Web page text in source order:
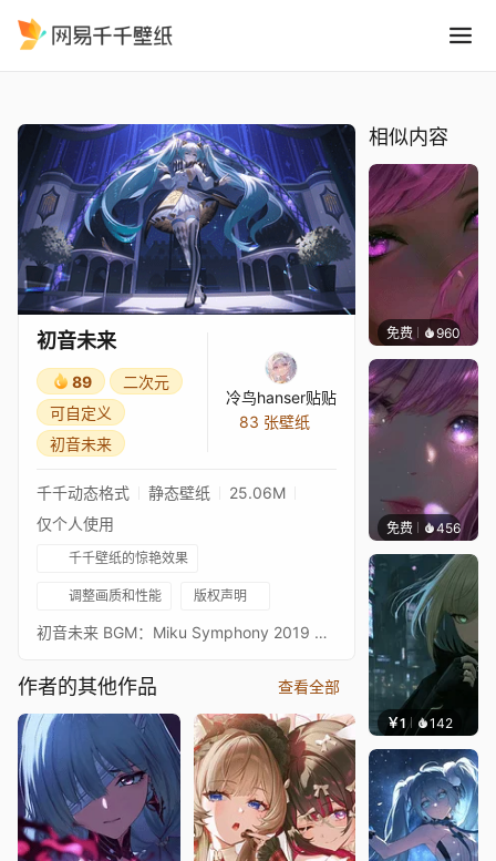
初音未来
89
二次元
可自定义
初音未来
冷鸟hanser贴贴
83 张壁纸
千千动态格式 静态壁纸
25.06M
仅个人使用
千千壁纸的惊艳效果
调整画质和性能 版权声明
初音未来 BGM：Miku Symphony 2019 ワールズエンド・ダンスホール(末世舞厅)
作者的其他作品 查看全部
相似内容
免费 960辰东
免费 456辰东
￥1 142